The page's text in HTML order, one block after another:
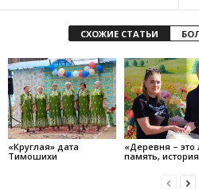
СХОЖИЕ СТАТЬИ
«Круглая» дата
Тимошихи
«Деревня –
память,